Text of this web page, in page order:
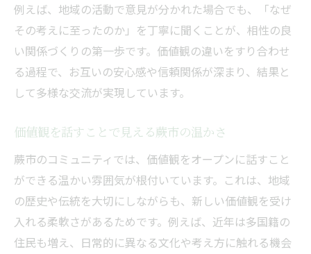
すり合わせで信頼関係が生まれる理由
価値観共有が相性を深める秘訣の真実
日常会話ですり合わせる相性のポイント
価値観の違いを楽しむ地域コミュニケーシ
価値観の違いに向き合う蕨市の温かさ
相性の壁を価値観すり合わせで乗り越える
方法
価値観の違いを受け入れる蕨市流の工夫
相性の違いから生まれる温かな交流体験
すり合わせで見つける新たな価値観の視点
例えば、地域の活動で意見が分かれた場合でも、「なぜ
その考えに至ったのか」を丁寧に聞くことが、相性の良
い関係づくりの第一歩です。価値観の違いをすり合わせ
る過程で、お互いの安心感や信頼関係が深まり、結果と
して多様な交流が実現しています。
価値観を話すことで見える蕨市の温かさ
蕨市のコミュニティでは、価値観をオープンに話すこと
ができる温かい雰囲気が根付いています。これは、地域
の歴史や伝統を大切にしながらも、新しい価値観を受け
入れる柔軟さがあるためです。例えば、近年は多国籍の
住民も増え、日常的に異なる文化や考え方に触れる機会